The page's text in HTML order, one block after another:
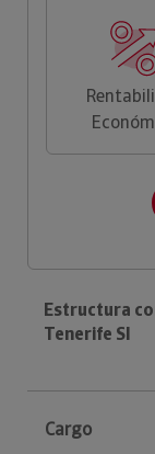
Estructura
Tenerife Sl
Cargo